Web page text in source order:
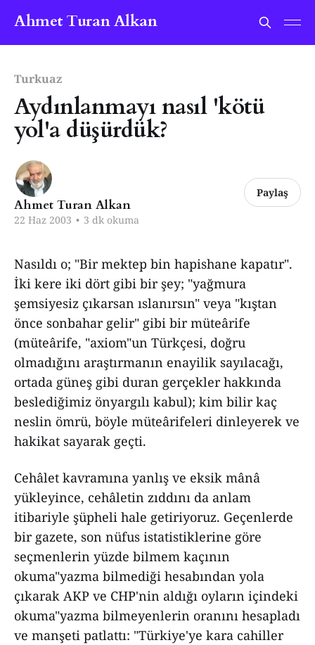
Ahmet Turan Alkan
Turkuaz
Aydınlanmayı nasıl 'kötü
yol'a düşürdük?
Ahmet Turan Alkan
22 Haz 2003 • 3 dk okuma
Paylaş
Nasıldı o; "Bir mektep bin hapishane kapatır".
İki kere iki dört gibi bir şey; "yağmura
şemsiyesiz çıkarsan ıslanırsın" veya "kıştan
önce sonbahar gelir" gibi bir müteârife
(müteârife, "axiom"un Türkçesi, doğru
olmadığını araştırmanın enayilik sayılacağı,
ortada güneş gibi duran gerçekler hakkında
beslediğimiz önyargılı kabul); kim bilir kaç
neslin ömrü, böyle müteârifeleri dinleyerek ve
hakikat sayarak geçti.
Cehâlet kavramına yanlış ve eksik mânâ
yükleyince, cehâletin zıddını da anlam
itibariyle şüpheli hale getiriyoruz. Geçenlerde
bir gazete, son nüfus istatistiklerine göre
seçmenlerin yüzde bilmem kaçının
okuma"yazma bilmediği hesabından yola
çıkarak AKP ve CHP'nin aldığı oyların içindeki
okuma"yazma bilmeyenlerin oranını hesapladı
ve manşeti patlattı: "Türkiye'ye kara cahiller